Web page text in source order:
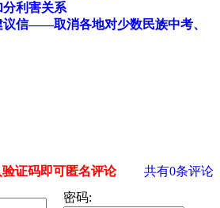
利害关系
议信——取消各地对少数民族中考、
证码即可匿名评论 共有0条评论
密码: